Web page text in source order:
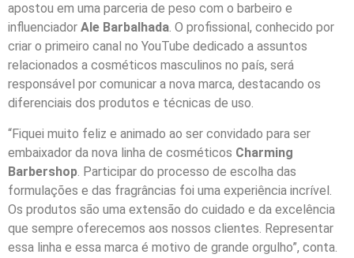
apostou em uma parceria de peso com o barbeiro e
influenciador Ale Barbalhada. O profissional, conhecido por
criar o primeiro canal no YouTube dedicado a assuntos
relacionados a cosméticos masculinos no país, será
responsável por comunicar a nova marca, destacando os
diferenciais dos produtos e técnicas de uso.
“Fiquei muito feliz e animado ao ser convidado para ser
embaixador da nova linha de cosméticos Charming
Barbershop . Participar do processo de escolha das
formulações e das fragrâncias foi uma experiência incrível.
Os produtos são uma extensão do cuidado e da excelência
que sempre oferecemos aos nossos clientes. Representar
essa linha e essa marca é motivo de grande orgulho”, conta.